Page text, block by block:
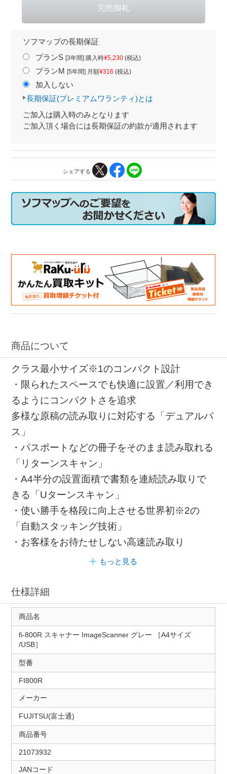
ソフマップの長期保証
プランS [3年間] 購入時¥5,230(税込)
プランM [5年間] 月額¥316 (税込)
加入しない
長期保証(プレミアムワランティ)とは
ご加入は購入時のみとなります
ご加入頂く場合には長期保証の約款が適用されます
シェアする
商品について
クラス最小サイズ※1のコンパクト設計
・限られたスペースでも快適に設置／利用でき
るようにコンパクトさを追求
多様な原稿の読み取りに対応する「デュアルパ
ス」
・パスポートなどの冊子をそのまま読み取れる
「リターンスキャン」
・A4半分の設置面積で書類を連続読み取りで
きる「Uターンスキャン」
・使い勝手を格段に向上させる世界初※2の
「自動スタッキング技術」
・お客様をお待たせしない高速読み取り
もっと見る
仕様詳細
商品名
fi-800R スキャナー ImageScanner グレー ［A4サイズ
/USB］
型番
FI800R
メーカー
FUJITSU(富士通)
商品番号
21073932
JANコード